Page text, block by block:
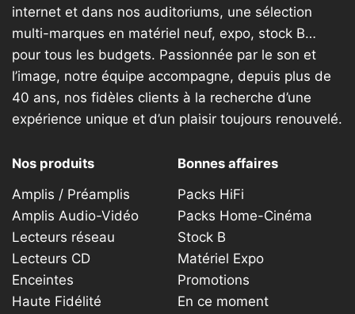
internet et dans nos auditoriums, une sélection
multi-marques en matériel neuf, expo, stock B…
pour tous les budgets. Passionnée par le son et
l’image, notre équipe accompagne, depuis plus de
40 ans, nos fidèles clients à la recherche d’une
expérience unique et d’un plaisir toujours renouvelé.
Nos produits
Amplis / Préamplis
Amplis Audio-Vidéo
Lecteurs réseau
Lecteurs CD
Enceintes
Haute Fidélité
Bonnes affaires
Packs HiFi
Packs Home-Cinéma
Stock B
Matériel Expo
Promotions
En ce moment